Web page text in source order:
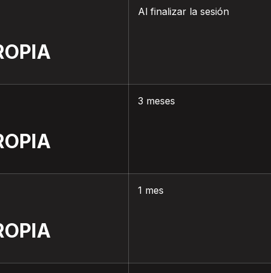
Al finalizar la sesión
3 meses
1 mes